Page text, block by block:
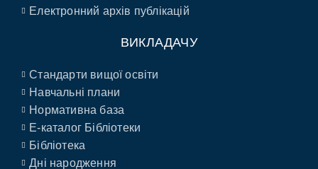
Електронний архів публікацій
ВИКЛАДАЧУ
Стандарти вищої освіти
Навчальні плани
Нормативна база
E-каталог Бібліотеки
Бібліотека
Дні народження